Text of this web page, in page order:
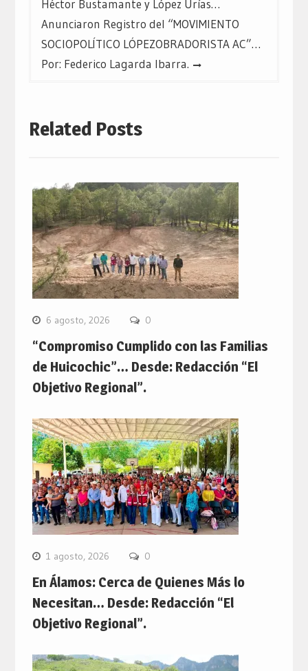
Héctor Bustamante y López Urías…
Anunciaron Registro del “MOVIMIENTO
SOCIOPOLÍTICO LÓPEZOBRADORISTA AC”…
Por: Federico Lagarda Ibarra.
Related Posts
6 agosto, 2026 0
“Compromiso Cumplido con las Familias
de Huicochic”… Desde: Redacción “El
Objetivo Regional”.
1 agosto, 2026 0
En Álamos: Cerca de Quienes Más lo
Necesitan… Desde: Redacción “El
Objetivo Regional”.